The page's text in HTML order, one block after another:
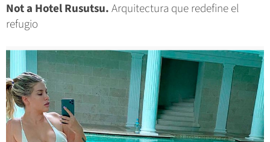
Not a Hotel Rusutsu.Arquitectura que redefine el
refugio